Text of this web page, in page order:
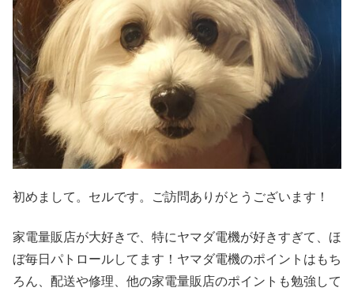
初めまして。セルです。ご訪問ありがとうございます！
家電量販店が大好きで、特にヤマダ電機が好きすぎて、ほ
ぼ毎日パトロールしてます！ヤマダ電機のポイントはもち
ろん、配送や修理、他の家電量販店のポイントも勉強して